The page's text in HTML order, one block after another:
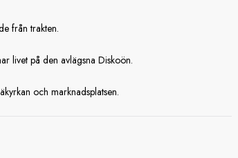
från trakten.
livet på den avlägsna Diskoön.
och marknadsplatsen.